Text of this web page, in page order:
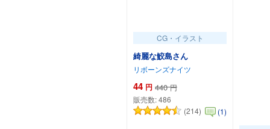
CG・イラスト
綺麗な鮫島さん
リボーンズナイツ
44 円 440 円
販売数:486
(214)
(1)